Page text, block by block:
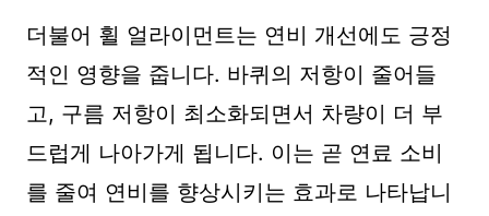
더불어 휠 얼라이먼트는 연비 개선에도 긍정
적인 영향을 줍니다. 바퀴의 저항이 줄어들
고, 구름 저항이 최소화되면서 차량이 더 부
드럽게 나아가게 됩니다. 이는 곧 연료 소비
를 줄여 연비를 향상시키는 효과로 나타납니